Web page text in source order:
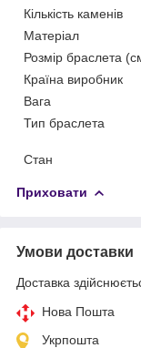
Кількість каменів
Матеріал
Розмір браслета
Країна виробник
Вага
Тип браслета
Стан
Приховати
Умови доставки
Доставка
Нова Пошта
Укрпошта